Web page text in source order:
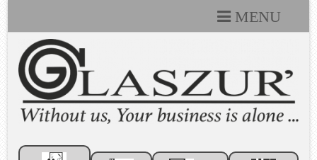
MENU
Каталоги
Технические условия
Портфолио